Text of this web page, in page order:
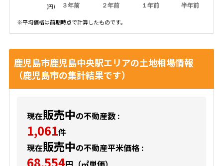
３年前 ２年前 １年前 半年前
(円)
※平均価格は前期時点で計算したものです。
鹿児島市鹿児島中央駅エリアの土地相場情報
（鹿児島市の集計結果です）
現在販売中の不動産数 :
1,061件
現在販売中の不動産平米価格 :
68,554